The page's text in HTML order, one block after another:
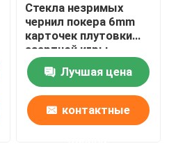
Стекла незримых
чернил покера 6mm
карточек плутовки
азартной игры
маркированные UV
для глаз Брайна
Лучшая цена
контактные